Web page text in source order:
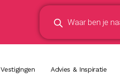
Vestigingen Advies & Inspiratie